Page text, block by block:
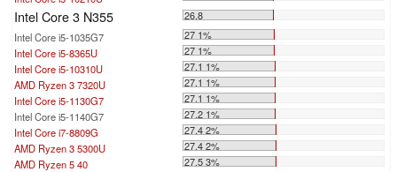
Intel Core 3 N355
26.8
Intel Core i5-1035G7
27 1%
Intel Core i5-8365U
27 1%
Intel Core i5-10310U
27.1 1%
AMD Ryzen 3 7320U
27.1 1%
Intel Core i5-1130G7
27.1 1%
Intel Core i5-1140G7
27.2 1%
Intel Core i7-8809G
27.4 2%
AMD Ryzen 3 5300U
27.4 2%
AMD Ryzen 5 40
27.5 3%